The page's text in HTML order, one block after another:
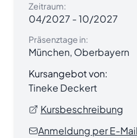
Zeitraum:
04/2027 -10/2027
Präsenztage in:
München, Oberbayern
Kursangebot von:
Tineke Deckert
Kursbeschreibung
Anmeldung per E-Mail